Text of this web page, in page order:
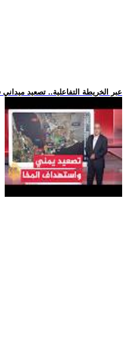
.. عبر الخريطة التفاعلية.. تصعيد